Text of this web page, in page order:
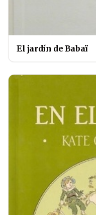
El jardín de Babaï